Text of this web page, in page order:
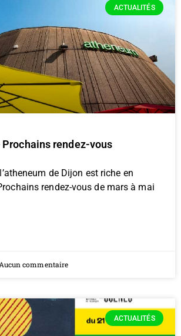
ACTUALITÉS
rendez-vous
de Dijon est riche en
rendez-vous de mars à mai
commentaire
ACTUALITÉS